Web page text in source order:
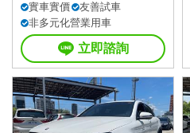
實車實價
友善試車
非多元化營業用車
立即諮詢